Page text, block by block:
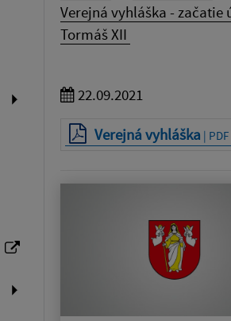
Verejná vyhláška -
Tormáš XII
22.09.2021
Verejná vyhláška |